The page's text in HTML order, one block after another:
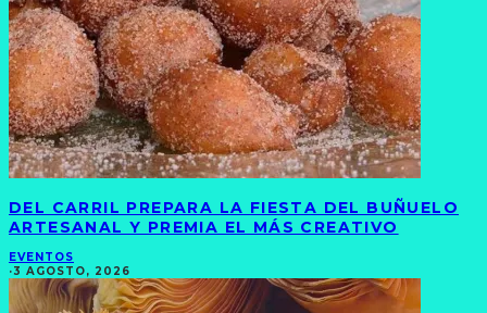
DEL CARRIL PREPARA LA FIESTA DEL BUÑUELO
ARTESANAL Y PREMIA EL MÁS CREATIVO
EVENTOS
·3 AGOSTO, 2026